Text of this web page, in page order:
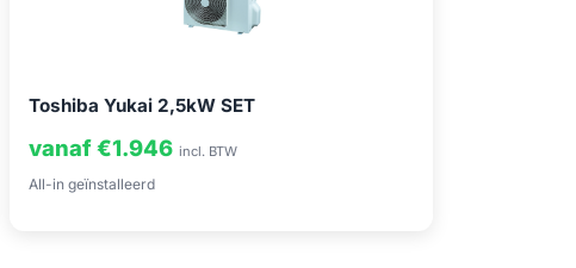
Toshiba Yukai 2,5kW SET
vanaf €1.946 incl. BTW
All-in geïnstalleerd